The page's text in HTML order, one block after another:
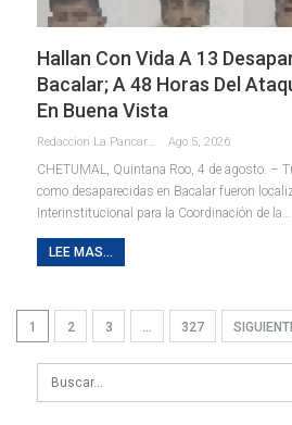
Hallan Con Vida A 13
Bacalar; A 48 Horas Del
En Buena Vista
Redaccion La Pancarta De Quintana Roo Ago 5, 2026
CHETUMAL, Quintana Roo, 4 de agosto. –
como desaparecidas en Bacalar fueron
Interinstitucional para la Coordinación de la…
LEE MAS...
1 2 3 … 327